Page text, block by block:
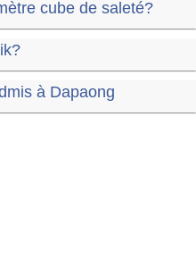
cube de saleté?
à Dapaong